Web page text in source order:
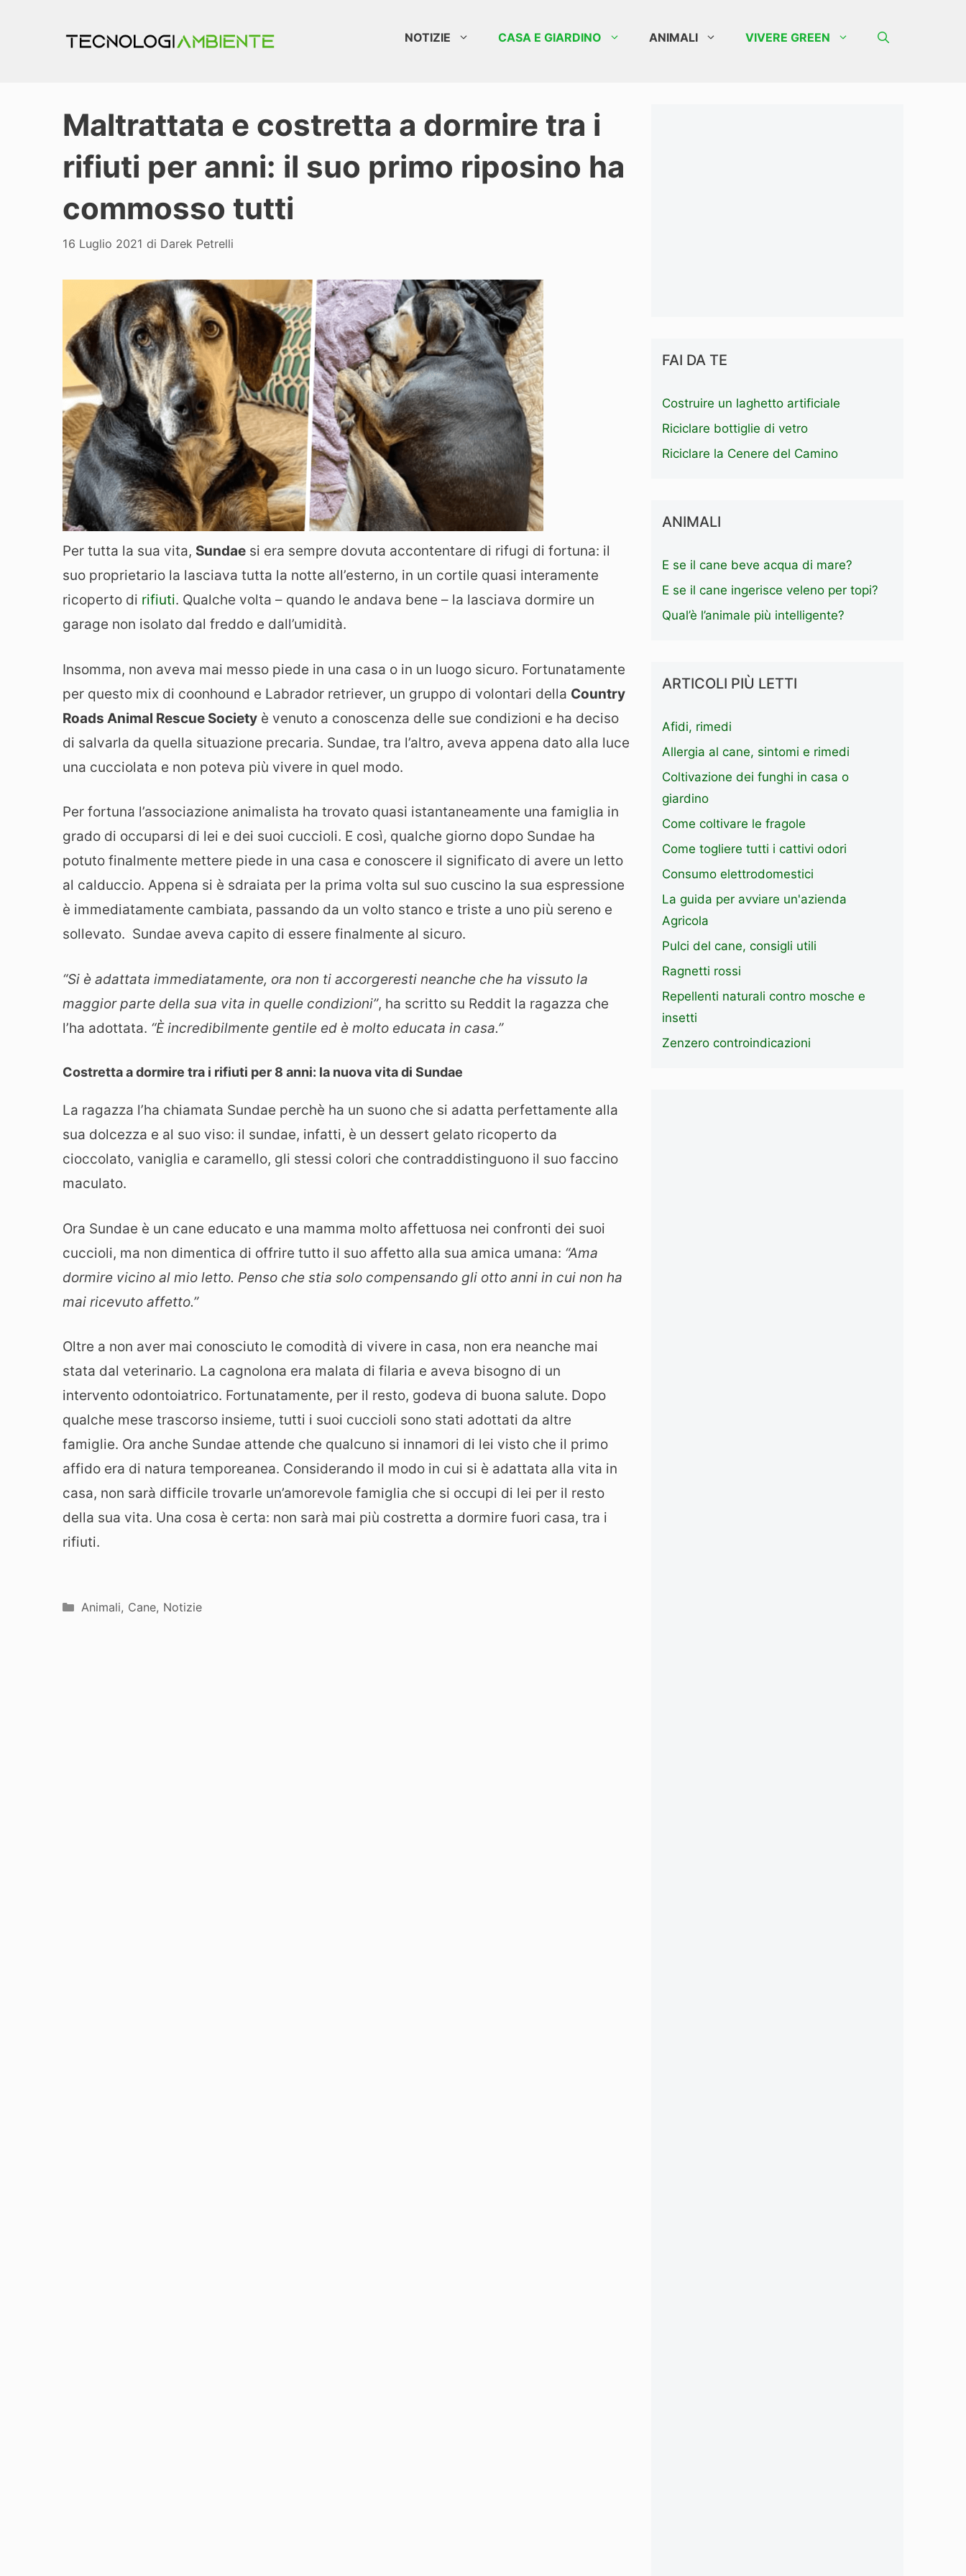
NOTIZIE CASA E GIARDINO ANIMALI VIVERE GREEN
Maltrattata e costretta a dormire tra i
rifiuti per anni: il suo primo riposino ha
commosso tutti
16 Luglio 2021 di Darek Petrelli
Per tutta la sua vita, Sundae si era sempre dovuta accontentare di rifugi di fortuna: il
suo proprietario la lasciava tutta la notte all’esterno, in un cortile quasi interamente
ricoperto di rifiuti. Qualche volta – quando le andava bene – la lasciava dormire un
garage non isolato dal freddo e dall’umidità.
Insomma, non aveva mai messo piede in una casa o in un luogo sicuro. Fortunatamente
per questo mix di coonhound e Labrador retriever, un gruppo di volontari della Country
Roads Animal Rescue Society è venuto a conoscenza delle sue condizioni e ha deciso
di salvarla da quella situazione precaria. Sundae, tra l’altro, aveva appena dato alla luce
una cucciolata e non poteva più vivere in quel modo.
Per fortuna l’associazione animalista ha trovato quasi istantaneamente una famiglia in
grado di occuparsi di lei e dei suoi cuccioli. E così, qualche giorno dopo Sundae ha
potuto finalmente mettere piede in una casa e conoscere il significato di avere un letto
al calduccio. Appena si è sdraiata per la prima volta sul suo cuscino la sua espressione
è immediatamente cambiata, passando da un volto stanco e triste a uno più sereno e
sollevato. Sundae aveva capito di essere finalmente al sicuro.
“Si è adattata immediatamente, ora non ti accorgeresti neanche che ha vissuto la
maggior parte della sua vita in quelle condizioni”, ha scritto su Reddit la ragazza che
l’ha adottata. “È incredibilmente gentile ed è molto educata in casa.”
Costretta a dormire tra i rifiuti per 8 anni: la nuova vita di Sundae
La ragazza l’ha chiamata Sundae perchè ha un suono che si adatta perfettamente alla
sua dolcezza e al suo viso: il sundae, infatti, è un dessert gelato ricoperto da
cioccolato, vaniglia e caramello, gli stessi colori che contraddistinguono il suo faccino
maculato.
Ora Sundae è un cane educato e una mamma molto affettuosa nei confronti dei suoi
cuccioli, ma non dimentica di offrire tutto il suo affetto alla sua amica umana: “Ama
dormire vicino al mio letto. Penso che stia solo compensando gli otto anni in cui non ha
mai ricevuto affetto.”
Oltre a non aver mai conosciuto le comodità di vivere in casa, non era neanche mai
stata dal veterinario. La cagnolona era malata di filaria e aveva bisogno di un
intervento odontoiatrico. Fortunatamente, per il resto, godeva di buona salute. Dopo
qualche mese trascorso insieme, tutti i suoi cuccioli sono stati adottati da altre
famiglie. Ora anche Sundae attende che qualcuno si innamori di lei visto che il primo
affido era di natura temporeanea. Considerando il modo in cui si è adattata alla vita in
casa, non sarà difficile trovarle un’amorevole famiglia che si occupi di lei per il resto
della sua vita. Una cosa è certa: non sarà mai più costretta a dormire fuori casa, tra i
rifiuti.
Categorie
Animali, Cane, Notizie
FAI DA TE
Costruire un laghetto artificiale
Riciclare bottiglie di vetro
Riciclare la Cenere del Camino
ANIMALI
E se il cane beve acqua di mare?
E se il cane ingerisce veleno per topi?
Qual’è l’animale più intelligente?
ARTICOLI PIÙ LETTI
Afidi, rimedi
Allergia al cane, sintomi e rimedi
Coltivazione dei funghi in casa o
giardino
Come coltivare le fragole
Come togliere tutti i cattivi odori
Consumo elettrodomestici
La guida per avviare un'azienda
Agricola
Pulci del cane, consigli utili
Ragnetti rossi
Repellenti naturali contro mosche e
insetti
Zenzero controindicazioni